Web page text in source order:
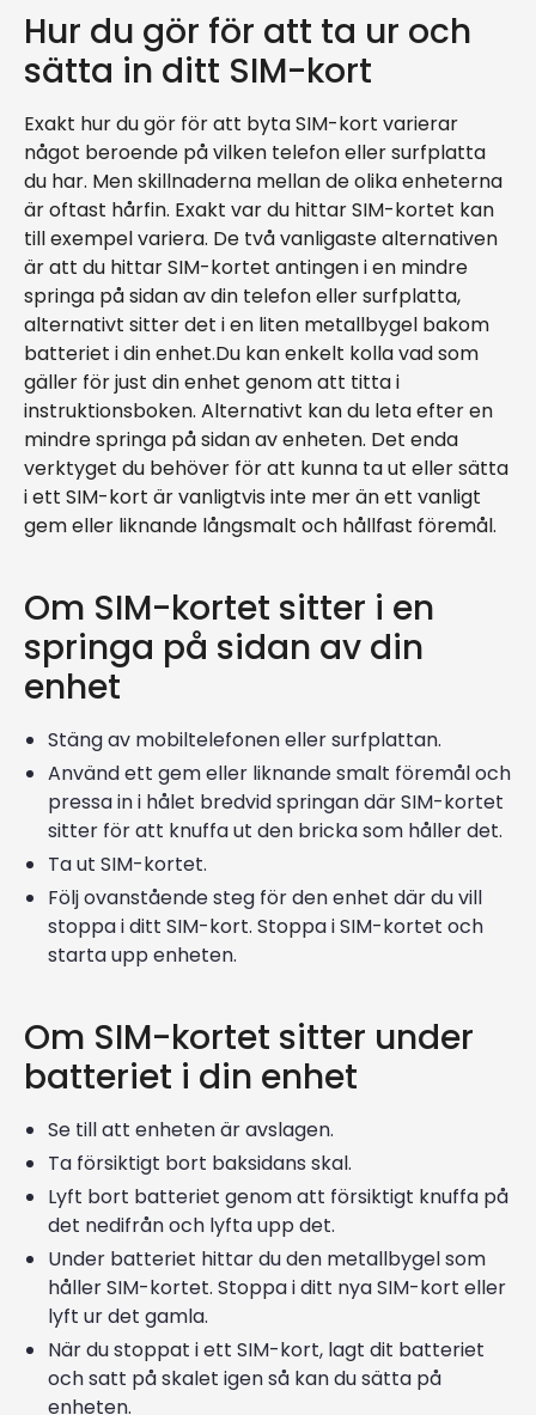
Hur du gör för att ta ur och
sätta in ditt SIM-kort
Exakt hur du gör för att byta SIM-kort varierar
något beroende på vilken telefon eller surfplatta
du har. Men skillnaderna mellan de olika enheterna
är oftast hårfin. Exakt var du hittar SIM-kortet kan
till exempel variera. De två vanligaste alternativen
är att du hittar SIM-kortet antingen i en mindre
springa på sidan av din telefon eller surfplatta,
alternativt sitter det i en liten metallbygel bakom
batteriet i din enhet.Du kan enkelt kolla vad som
gäller för just din enhet genom att titta i
instruktionsboken. Alternativt kan du leta efter en
mindre springa på sidan av enheten. Det enda
verktyget du behöver för att kunna ta ut eller sätta
i ett SIM-kort är vanligtvis inte mer än ett vanligt
gem eller liknande långsmalt och hållfast föremål.
Om SIM-kortet sitter i en
springa på sidan av din
enhet
Stäng av mobiltelefonen eller surfplattan.
Använd ett gem eller liknande smalt föremål och
pressa in i hålet bredvid springan där SIM-kortet
sitter för att knuffa ut den bricka som håller det.
Ta ut SIM-kortet.
Följ ovanstående steg för den enhet där du vill
stoppa i ditt SIM-kort. Stoppa i SIM-kortet och
starta upp enheten.
Om SIM-kortet sitter under
batteriet i din enhet
Se till att enheten är avslagen.
Ta försiktigt bort baksidans skal.
Lyft bort batteriet genom att försiktigt knuffa på
det nedifrån och lyfta upp det.
Under batteriet hittar du den metallbygel som
håller SIM-kortet. Stoppa i ditt nya SIM-kort eller
lyft ur det gamla.
När du stoppat i ett SIM-kort, lagt dit batteriet
och satt på skalet igen så kan du sätta på
enheten.